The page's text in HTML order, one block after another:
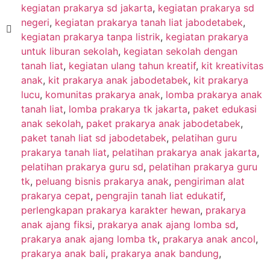
kegiatan prakarya sd jakarta, kegiatan prakarya sd
negeri, kegiatan prakarya tanah liat jabodetabek,
kegiatan prakarya tanpa listrik, kegiatan prakarya
untuk liburan sekolah, kegiatan sekolah dengan
tanah liat, kegiatan ulang tahun kreatif, kit kreativitas
anak, kit prakarya anak jabodetabek, kit prakarya
lucu, komunitas prakarya anak, lomba prakarya anak
tanah liat, lomba prakarya tk jakarta, paket edukasi
anak sekolah, paket prakarya anak jabodetabek,
paket tanah liat sd jabodetabek, pelatihan guru
prakarya tanah liat, pelatihan prakarya anak jakarta,
pelatihan prakarya guru sd, pelatihan prakarya guru
tk, peluang bisnis prakarya anak, pengiriman alat
prakarya cepat, pengrajin tanah liat edukatif,
perlengkapan prakarya karakter hewan, prakarya
anak ajang fiksi, prakarya anak ajang lomba sd,
prakarya anak ajang lomba tk, prakarya anak ancol,
prakarya anak bali, prakarya anak bandung,